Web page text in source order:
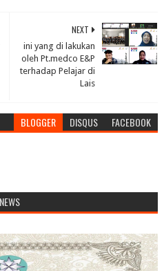
NEXT
ini yang di lakukan
oleh Pt.medco E&P
terhadap Pelajar di
Lais
BLOGGER DISQUS FACEBOOK
NEWS